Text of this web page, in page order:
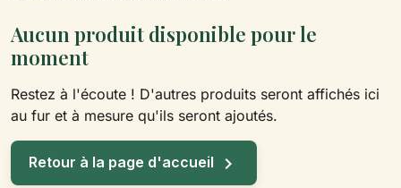
Aucun produit disponible pour le
moment
Restez à l'écoute ! D'autres produits seront affichés ici
au fur et à mesure qu'ils seront ajoutés.
Retour à la page d'accueil 